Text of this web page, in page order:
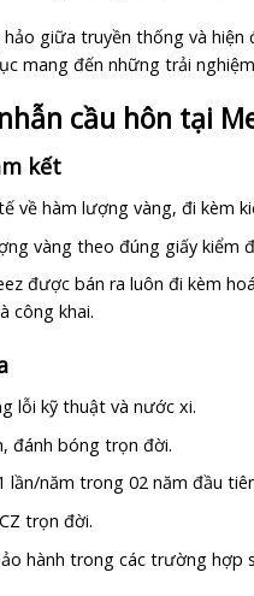
giữa truyền thống và
mang đến những trải
cầu hôn tại
kết
về hàm lượng vàng, đi kèm
vàng theo đúng giấy kiểm
được bán ra luôn đi kèm
công khai.
lỗi kỹ thuật và nước xi.
đánh bóng trọn đời.
lần/năm trong 02 năm đầu
trọn đời.
hành trong các trường